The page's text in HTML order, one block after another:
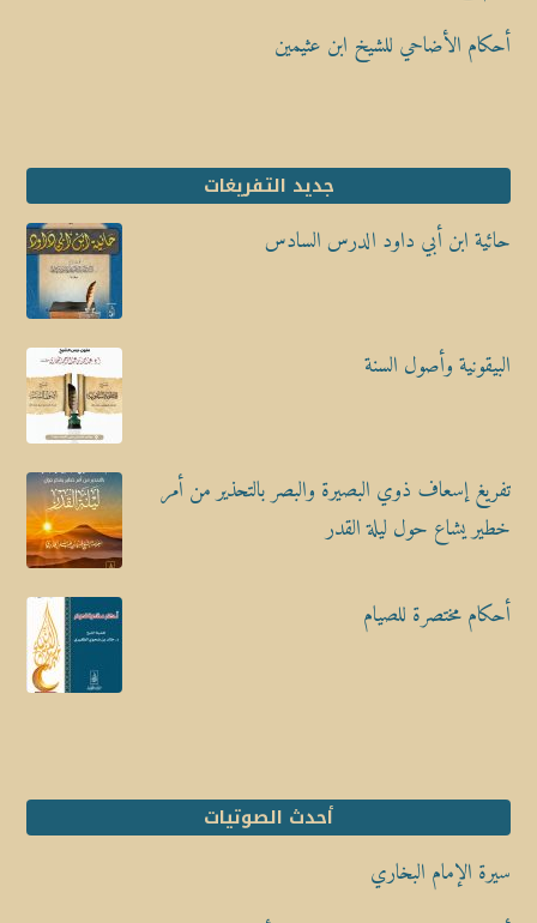
أحكام الأضاحي للشيخ ابن عثيمين
جديد التفريغات
حائية ابن أبي داود الدرس السادس
البيقونية وأصول السنة
تفريغ إسعاف ذوي البصيرة والبصر بالتحذير من أمر
خطير يشاع حول ليلة القدر
أحكام مختصرة للصيام
أحدث الصوتيات
سيرة الإمام البخاري